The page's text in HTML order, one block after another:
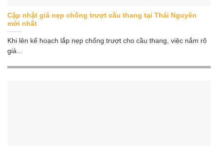
Cập nhật giá nẹp chống trượt cầu thang tại Thái Nguyên
mới nhất
Khi lên kế hoạch lắp nẹp chống trượt cho cầu thang, việc nắm rõ
giá...